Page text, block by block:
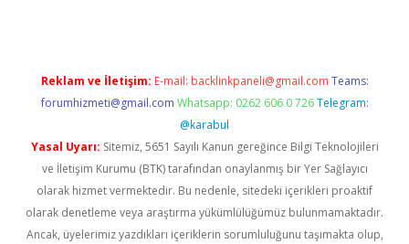
Reklam ve İletişim: E-mail: backlinkpaneli@gmail.com Teams:
forumhizmeti@gmail.com Whatsapp: 0262 606 0 726 Telegram:
@karabul
Yasal Uyarı: Sitemiz, 5651 Sayılı Kanun gereğince Bilgi Teknolojileri
ve İletişim Kurumu (BTK) tarafından onaylanmış bir Yer Sağlayıcı
olarak hizmet vermektedir. Bu nedenle, sitedeki içerikleri proaktif
olarak denetleme veya araştırma yükümlülüğümüz bulunmamaktadır.
Ancak, üyelerimiz yazdıkları içeriklerin sorumluluğunu taşımakta olup,